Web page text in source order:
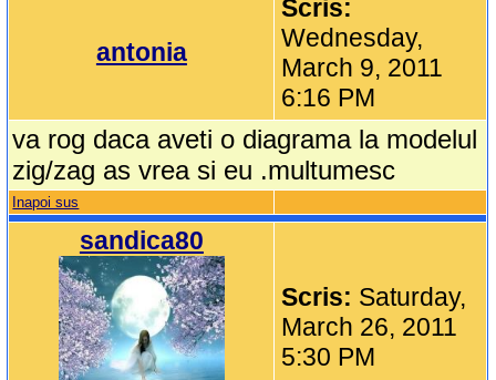
antonia
Scris:
Wednesday,
March 9, 2011
6:16 PM
va rog daca aveti o diagrama la modelul
zig/zag as vrea si eu .multumesc
Inapoi sus
sandica80
Scris: Saturday,
March 26, 2011
5:30 PM